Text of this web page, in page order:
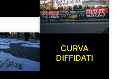
CURVA
DIFFIDATI